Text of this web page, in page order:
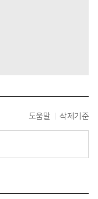
도움말 삭제기준